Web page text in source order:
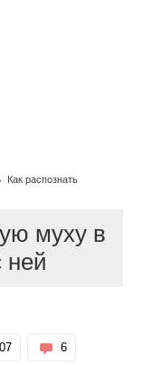
Как распознать
муху в
ней
6